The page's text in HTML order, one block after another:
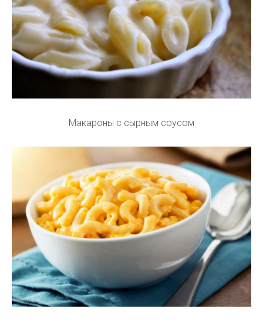
Макароны с сырным соусом